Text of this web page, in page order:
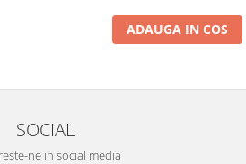
ADAUGA IN COS
SOCIAL
ne in social media